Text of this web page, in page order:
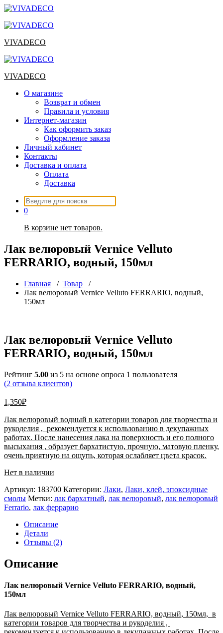
Перейти
содержимому
VIVADECO
VIVADECO
О магазине
Возврат и обмен
Правила и условия
Интернет-магазин
Как оформить заказ
Оформление заказа
Личный кабинет
Контакты
Доставка и оплата
Оплата
Доставка
Искать:
0
В корзине нет товаров.
Лак велюровый Vernice Velluto
FERRARIO, водный, 150мл
Главная / Товар /
Лак велюровый Vernice Velluto FERRARIO, водный,
150мл
Лак велюровый Vernice Velluto
FERRARIO, водный, 150мл
Рейтинг 5.00 из 5 на основе опроса 1 пользователя
(2 отзыва клиентов)
1,350₽
Лак велюровый водный в категории товаров для творчества и
рукоделия , рекомендуется к использованию в декупажных
работах. После нанесения лака на поверхность и его полного
высыхания , образует бархатистую, прочную, матовую пленку,
очень приятную на ощупь, которая ослабляет цвета красок.
Нет в наличии
Артикул: 183700 Категории: Лаки, Лаки, клей, эпоксидные
смолы Метки: лак бархатный, лак велюровый, лак велюровый
Ferrario, лак феррарио
Описание
Детали
Отзывы (2)
Описание
Лак велюровый Vernice Velluto FERRARIO, водный,
150мл
Лак велюровый Vernice Velluto FERRARIO, водный, 150мл, в
категории товаров для творчества и рукоделия ,